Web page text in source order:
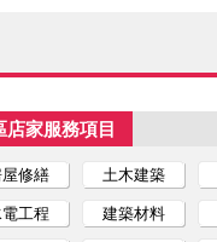
店家服務項目
屋修繕 土木建築
工程 建築材料